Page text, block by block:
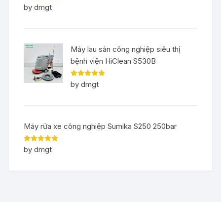
Rated5out
of 5
by dmgt
Máy lau sàn công nghiệp siêu thị
bệnh viện HiClean S530B
Rated5out
of 5
by dmgt
Máy rửa xe công nghiệp Sumika S250 250bar
Rated5out
of 5
by dmgt